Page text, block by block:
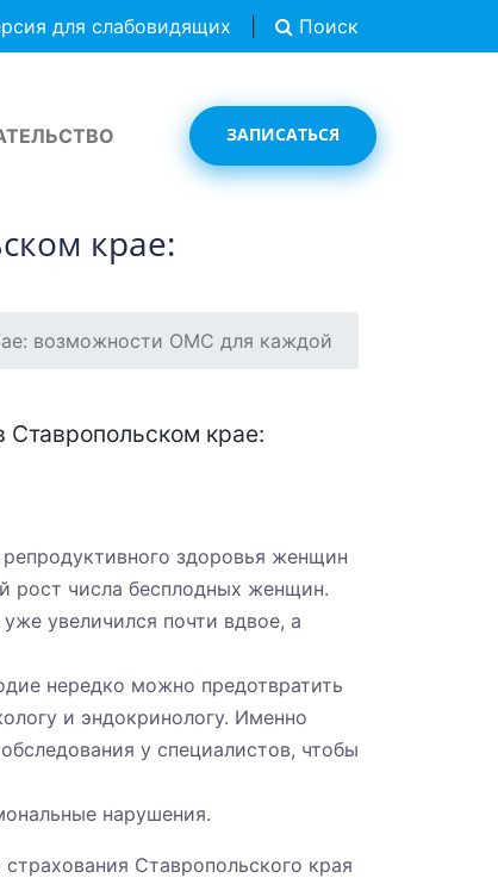
для слабовидящих Поиск
ЗАПИСАТЬСЯ
крае:
возможности ОМС для каждой
крае:
здоровья женщин
рост числа бесплодных женщин.
увеличился почти вдвое, а
нередко можно предотвратить
и эндокринологу. Именно
у специалистов, чтобы
нарушения.
Ставропольского края